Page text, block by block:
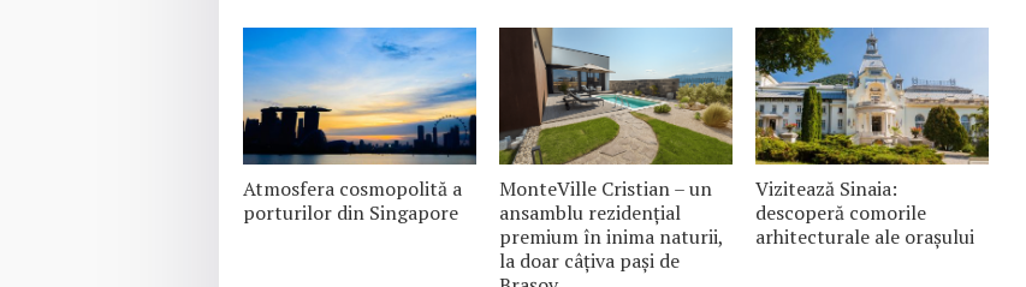
Atmosfera cosmopolită a
porturilor din Singapore
MonteVille Cristian – un
ansamblu rezidențial
premium în inima naturii,
la doar câțiva pași de
Vizitează Sinaia:
descoperă comorile
arhitecturale ale orașului